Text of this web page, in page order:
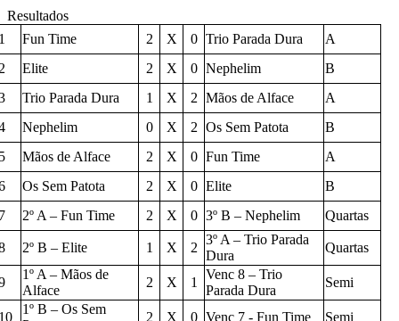
Resultados
Fun Time 2 X 0 Trio Parada Dura
A
Elite 2 X 0 Nephelim
B
Trio Parada Dura 1 X 2 Mãos de Alface
A
Nephelim 0 X 2 Os Sem Patota
B
Mãos de Alface 2 X 0 Fun Time
A
Os Sem Patota 2 X 0 Elite
B
2º A – Fun Time 2 X 0 3º B – Nephelim Quartas
2º B – Elite 1 X 2
3º A – Trio Parada
Dura
Quartas
1º A – Mãos de
Alface
2 X 1
Venc 8 – Trio
Parada Dura
Semi
1º B – Os Sem
2 X 0 Venc 7 - Fun Time Semi